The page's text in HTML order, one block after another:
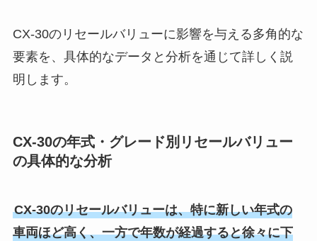
CX-30のリセールバリューに影響を与える多角的な
要素を、具体的なデータと分析を通じて詳しく説
明します。
CX-30の年式・グレード別リセールバリュー
の具体的な分析
CX-30のリセールバリューは、特に新しい年式の
車両ほど高く、一方で年数が経過すると徐々に下